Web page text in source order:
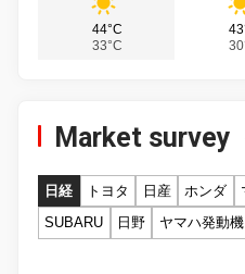
44°C
33°C
Market survey
日経 トヨタ 日産 ホンダ
SUBARU
日野 ヤマハ発動機